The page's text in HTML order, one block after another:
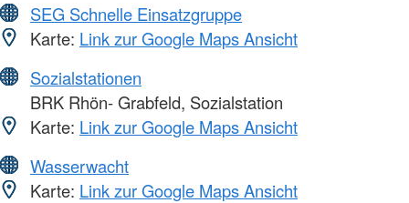
SEG Schnelle Einsatzgruppe
Karte: Link zur Google Maps Ansicht
Sozialstationen
BRK Rhön- Grabfeld, Sozialstation
Karte: Link zur Google Maps Ansicht
Wasserwacht
Karte: Link zur Google Maps Ansicht